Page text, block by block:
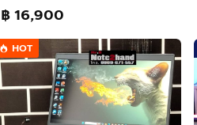
฿ 16,900
HOT